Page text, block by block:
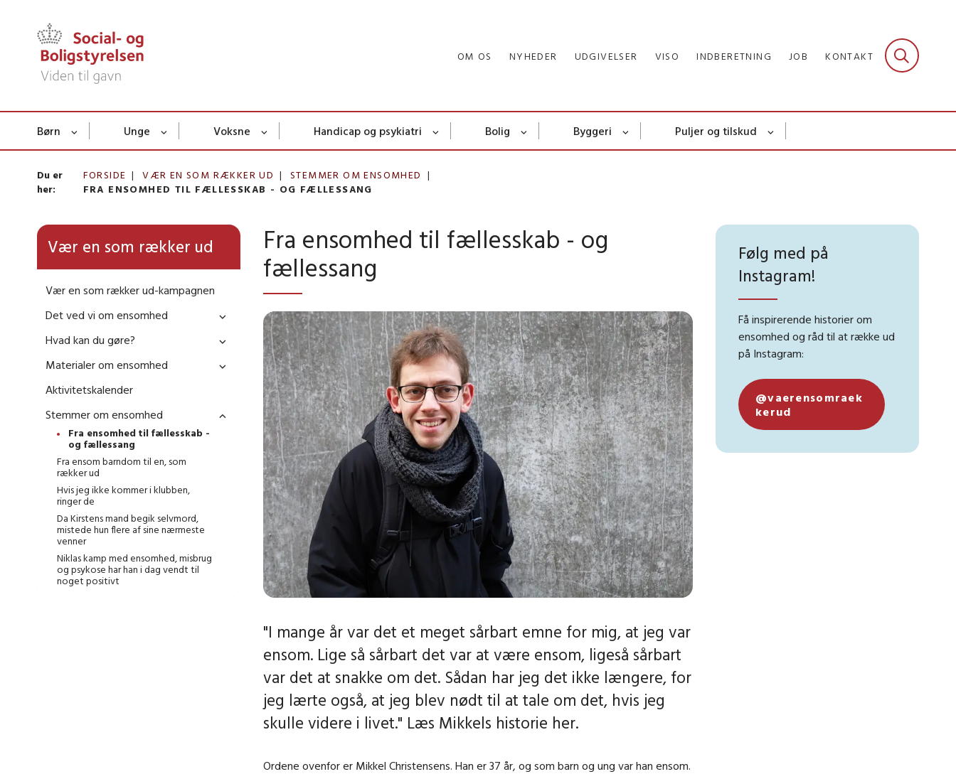
OM OS NYHEDER UDGIVELSER VISO INDBERETNING JOB KONTAKT
Børn Unge Voksne Handicap og psykiatri Bolig Byggeri Puljer og tilskud
Du er
her:
FORSIDE VÆR EN SOM RÆKKER UD
STEMMER OM ENSOMHED
FRA ENSOMHED TIL FÆLLESSKAB - OG FÆLLESSANG
Vær en som rækker ud
Vær en som rækker ud-kampagnen
Det ved vi om ensomhed
Hvad kan du gøre?
Materialer om ensomhed
Aktivitetskalender
Stemmer om ensomhed
Fra ensomhed til fællesskab -
og fællessang
Fra ensom barndom til en, som
rækker ud
Hvis jeg ikke kommer i klubben,
ringer de
Da Kirstens mand begik selvmord,
mistede hun flere af sine nærmeste
venner
Niklas kamp med ensomhed, misbrug
og psykose har han i dag vendt til
noget positivt
Fra ensomhed til fællesskab - og
fællessang
"I mange år var det et meget sårbart emne for mig, at jeg var
ensom. Lige så sårbart det var at være ensom, ligeså sårbart
var det at snakke om det. Sådan har jeg det ikke længere, for
jeg lærte også, at jeg blev nødt til at tale om det, hvis jeg
skulle videre i livet." Læs Mikkels historie her.
Ordene ovenfor er Mikkel Christensens. Han er 37 år, og som barn og ung var han ensom.
Følg med på
Instagram!
Få inspirerende historier om
ensomhed og råd til at række ud
på Instagram:
@vaerensomraek
kerud